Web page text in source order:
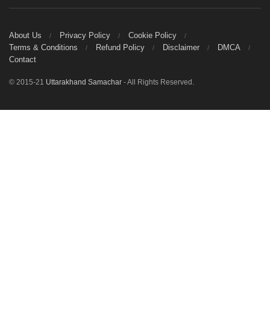
About Us Privacy Policy
Cookie Policy
Terms & Conditions
Refund Policy Disclaimer
DMCA
Contact
© 2015-21 Uttarakhand Samachar - All Rights Reserved.